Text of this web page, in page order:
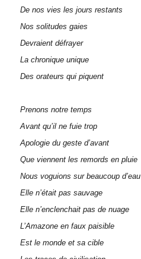
De nos vies les jours restants
Nos solitudes gaies
Devraient défrayer
La chronique unique
Des orateurs qui piquent
Prenons notre temps
Avant qu’il ne fuie trop
Apologie du geste d’avant
Que viennent les remords en pluie
Nous voguions sur beaucoup d’eau
Elle n’était pas sauvage
Elle n’enclenchait pas de nuage
L’Amazone en faux paisible
Est le monde et sa cible